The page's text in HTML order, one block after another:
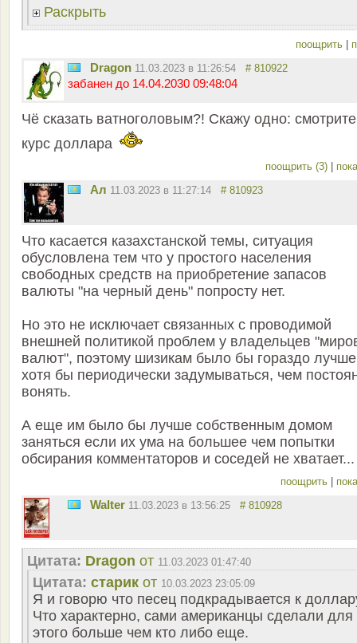
Раскрыть
поощрить
Dragon 11.03.2023 в 11:26:54 # 810922
забанен до 14.04.2030 09:48:04
Чё сказать ватноголовым?! Скажу одно: смотрите
курс доллара
поощрить (3)
Ал 11.03.2023 в 11:27:14 # 810923
Что касается казахстанской темы, ситуация
обусловлена тем что у простого населения
свободных средств на приобретение запасов
валюты "на черный день" попросту нет.
Но это не исключает связанных с проводимой
внешней политикой проблем у владельцев
валют", поэтому шизикам было бы гораздо лучше
хотя бы периодически задумываться, чем
вонять.
А еще им было бы лучше собственным домом
заняться если их ума на большее чем попытки
обсирания комментаторов и соседей не хватает...
поощрить
Walter 11.03.2023 в 13:56:25 # 810928
Цитата: Dragon от 11.03.2023 01:47:40
Цитата: старик от 10.03.2023 23:05:09
Я и говорю что песец подкрадывается к
Что характерно, сами американцы сделали для
этого больше чем кто либо еще.